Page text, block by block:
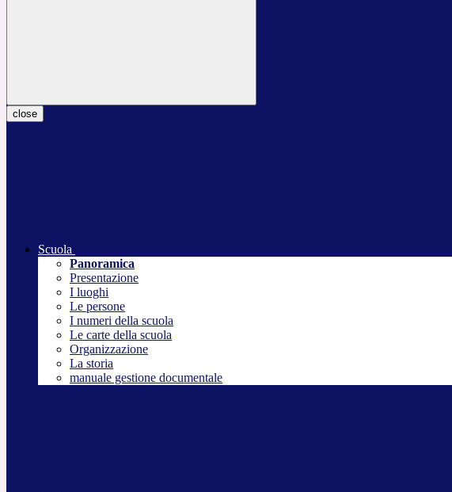
close
Scuola
Panoramica
Presentazione
I luoghi
Le persone
I numeri della scuola
Le carte della scuola
Organizzazione
La storia
manuale gestione documentale